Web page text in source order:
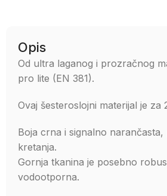
Opis
Od ultra laganog i prozračnog
pro lite (EN 381).
Ovaj šesteroslojni materijal je
Boja crna i signalno
kretanja.
Gornja tkanina je posebno
vodootporna.